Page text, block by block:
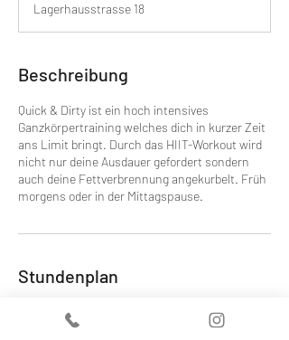
i
n
Lagerhausstrasse 18
Beschreibung
Quick & Dirty ist ein hoch intensives
Ganzkörpertraining welches dich in kurzer Zeit
ans Limit bringt. Durch das HIIT-Workout wird
nicht nur deine Ausdauer gefordert sondern
auch deine Fettverbrennung angekurbelt. Früh
morgens oder in der Mittagspause.
Stundenplan